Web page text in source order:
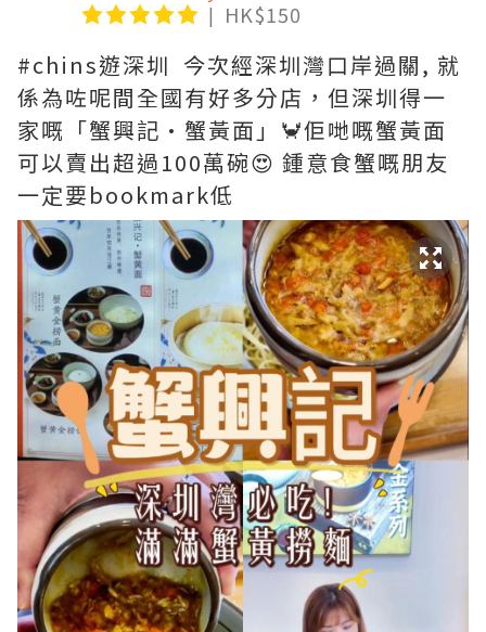
HK$150
#chins遊深圳 今次經深圳灣口岸過關, 就
係為咗呢間全國有好多分店，但深圳得一
家嘅「蟹興記·蟹黃面」🦀佢哋嘅蟹黃面
可以賣出超過100萬碗😍 鍾意食蟹嘅朋友
一定要bookmark低